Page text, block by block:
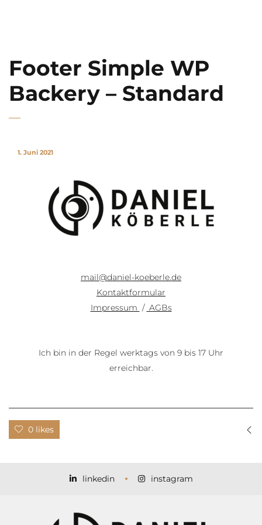
Footer Simple WP
Backery – Standard
1. Juni 2021
mail@daniel-koeberle.de
Kontaktformular
Impressum / AGBs
Ich bin in der Regel werktags von 9 bis 17 Uhr
erreichbar.
0 likes
linkedin instagram